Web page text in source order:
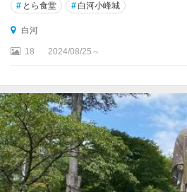
# とら食堂 # 白河小峰城
白河
18 2024/08/25～